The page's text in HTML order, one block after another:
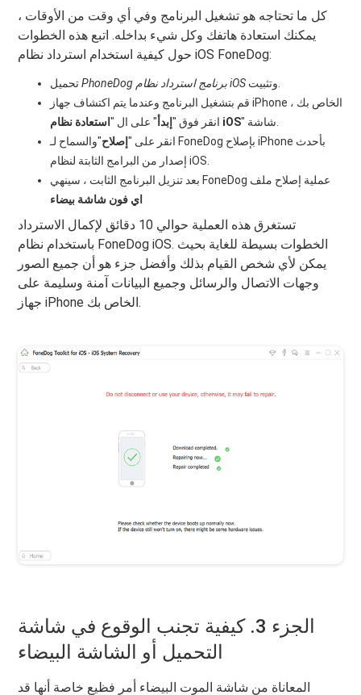
كل ما تحتاجه هو تشغيل البرنامج وفي أي وقت من الأوقات ،
يمكنك استعادة هاتفك وكل شيء بداخله. اتبع هذه الخطوات
حول كيفية استخدام استرداد نظام iOS FoneDog:
تحميلPhoneDog برنامج استرداد نظام iOS
وتثبيت.
قم بتشغيل البرنامج وعندما يتم اكتشاف جهاز iPhone الخاص بك ،
انقر فوق "إبدأ " على ال " استعادة نظام iOS
" شاشة.
انقر على "إصلاح"والسماح لـ FoneDog بإصلاح iPhone بأحدث
إصدار من البرامج الثابتة لنظام iOS.
بعد تنزيل البرنامج الثابت ، سينهي FoneDog عملية إصلاح ملف
اي فون شاشة بيضاء
تستغرق هذه العملية حوالي 10 دقائق لإكمال الاسترداد
باستخدام نظام FoneDog iOS. الخطوات بسيطة للغاية بحيث
يمكن لأي شخص القيام بذلك وأفضل جزء هو أن جميع الصور
وجهات الاتصال والرسائل وجميع البيانات آمنة وسليمة على
جهاز iPhone الخاص بك.
الجزء 3. كيفية تجنب الوقوع في شاشة
التحميل أو الشاشة البيضاء
المعاناة من شاشة الموت البيضاء أمر فظيع خاصة أنها قد